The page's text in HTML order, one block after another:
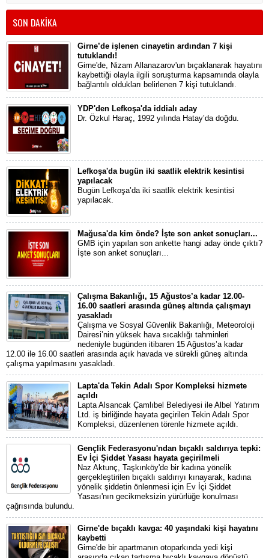
SON DAKİKA
Girne’de işlenen cinayetin ardından 7 kişi
tutuklandı!
Girne'de, Nizam Allanazarov'un bıçaklanarak hayatını
kaybettiği olayla ilgili soruşturma kapsamında olayla
bağlantılı oldukları belirlenen 7 kişi tutuklandı.
YDP'den Lefkoşa'da iddialı aday
Dr. Özkul Haraç, 1992 yılında Hatay’da doğdu.
Lefkoşa'da bugün iki saatlik elektrik kesintisi
yapılacak
Bugün Lefkoşa’da iki saatlik elektrik kesintisi
yapılacak.
Mağusa'da kim önde? İşte son anket sonuçları...
GMB için yapılan son ankette hangi aday önde çıktı?
İşte son anket sonuçları...
Çalışma Bakanlığı, 15 Ağustos’a kadar 12.00-
16.00 saatleri arasında güneş altında çalışmayı
yasakladı
Çalışma ve Sosyal Güvenlik Bakanlığı, Meteoroloji
Dairesi’nin yüksek hava sıcaklığı tahminleri
nedeniyle bugünden itibaren 15 Ağustos’a kadar
12.00 ile 16.00 saatleri arasında açık havada ve sürekli güneş altında
çalışma yapılmasını yasakladı.
Lapta'da Tekin Adalı Spor Kompleksi hizmete
açıldı
Lapta Alsancak Çamlıbel Belediyesi ile Albel Yatırım
Ltd. iş birliğinde hayata geçirilen Tekin Adalı Spor
Kompleksi, düzenlenen törenle hizmete açıldı.
Gençlik Federasyonu'ndan bıçaklı saldırıya tepki:
Ev İçi Şiddet Yasası hayata geçirilmeli
Naz Aktunç, Taşkınköy'de bir kadına yönelik
gerçekleştirilen bıçaklı saldırıyı kınayarak, kadına
yönelik şiddetin önlenmesi için Ev İçi Şiddet
Yasası'nın gecikmeksizin yürürlüğe konulması
çağrısında bulundu.
Girne'de bıçaklı kavga: 40 yaşındaki kişi hayatını
kaybetti
Girne'de bir apartmanın otoparkında yedi kişi